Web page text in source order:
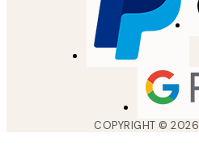
COPYRIGHT ©2026